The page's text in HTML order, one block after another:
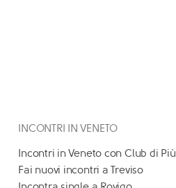
INCONTRI IN VENETO
Incontri in Veneto con Club di Più
Fai nuovi incontri a Treviso